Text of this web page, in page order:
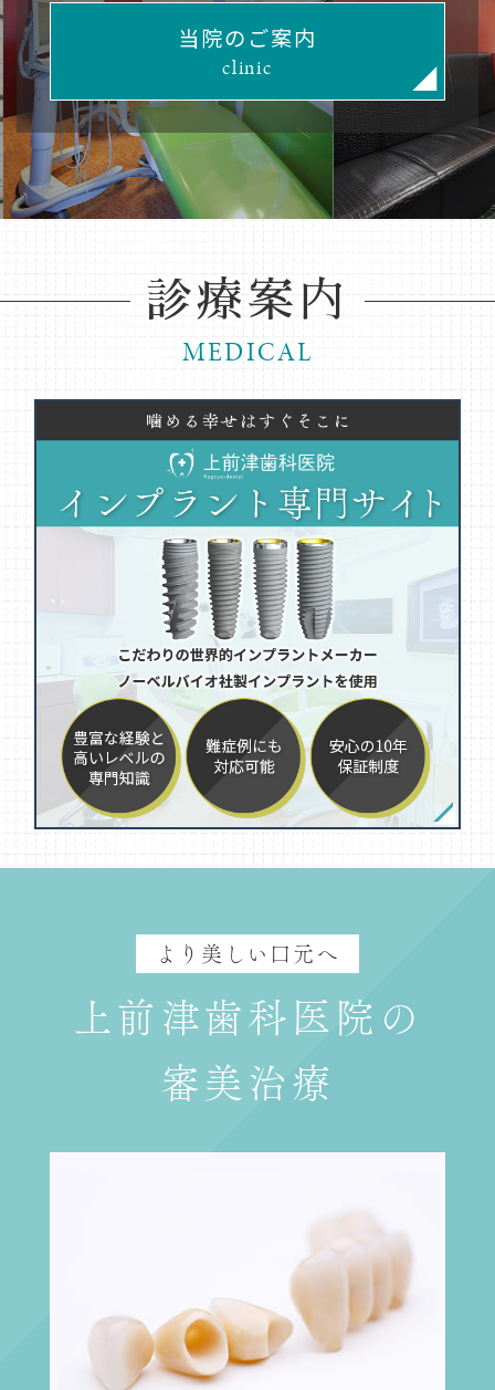
当院のご案内
clinic
診療案内
MEDICAL
より美しい口元へ
上前津歯科医院の
審美治療